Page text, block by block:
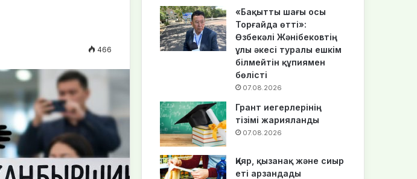
466
«Бақытты шағы осы
Торғайда өтті»:
Өзбекәлі Жәнібековтің
ұлы әкесі туралы ешкім
білмейтін құпиямен
бөлісті
07.08.2026
Грант иегерлерінің
тізімі жарияланды
07.08.2026
Қияр, қызанақ және сиыр
еті арзандады